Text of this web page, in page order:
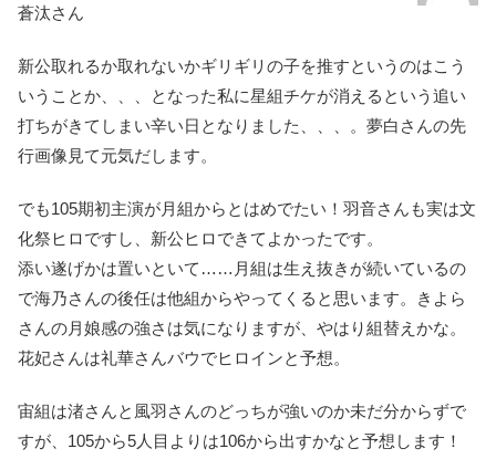
蒼汰さん
新公取れるか取れないかギリギリの子を推すというのはこう
いうことか、、、となった私に星組チケが消えるという追い
打ちがきてしまい辛い日となりました、、、。夢白さんの先
行画像見て元気だします。
でも105期初主演が月組からとはめでたい！羽音さんも実は文
化祭ヒロですし、新公ヒロできてよかったです。
添い遂げかは置いといて……月組は生え抜きが続いているの
で海乃さんの後任は他組からやってくると思います。きよら
さんの月娘感の強さは気になりますが、やはり組替えかな。
花妃さんは礼華さんバウでヒロインと予想。
宙組は渚さんと風羽さんのどっちが強いのか未だ分からずで
すが、105から5人目よりは106から出すかなと予想します！